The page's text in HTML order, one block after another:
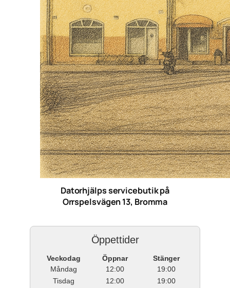
Datorhjälps servicebutik på
Orrspelsvägen 13, Bromma
Öppettider
Veckodag Öppnar
Stänger
Måndag
12:00
19:00
Tisdag
12:00
19:00